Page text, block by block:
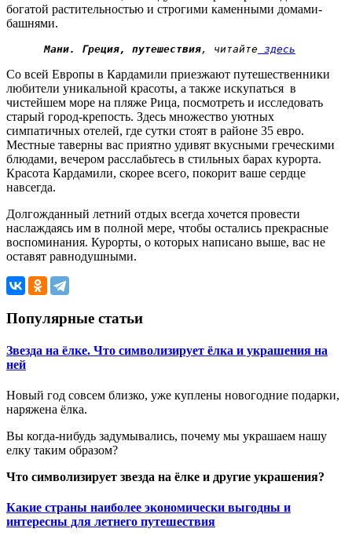
богатой растительностью и строгими каменными домами-
башнями.
Мани. Греция, путешествия, читайте здесь
Со всей Европы в Кардамили приезжают путешественники
любители уникальной красоты, а также искупаться в
чистейшем море на пляже Рица, посмотреть и исследовать
старый город-крепость. Здесь множество уютных
симпатичных отелей, где сутки стоят в районе 35 евро.
Местные таверны вас приятно удивят вкусными греческими
блюдами, вечером расслабьтесь в стильных барах курорта.
Красота Кардамили, скорее всего, покорит ваше сердце
навсегда.
Долгожданный летний отдых всегда хочется провести
наслаждаясь им в полной мере, чтобы остались прекрасные
воспоминания. Курорты, о которых написано выше, вас не
оставят равнодушными.
Популярные статьи
Звезда на ёлке. Что символизирует ёлка и украшения на
ней
Новый год совсем близко, уже куплены новогодние подарки,
наряжена ёлка.
Вы когда-нибудь задумывались, почему мы украшаем нашу
елку таким образом?
Что символизирует звезда на ёлке и другие украшения?
Какие страны наиболее экономически выгодны и
интересны для летнего путешествия